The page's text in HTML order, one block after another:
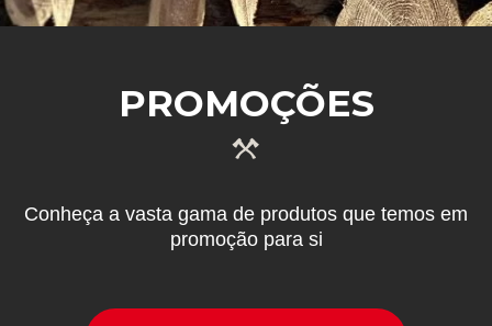
PROMOÇÕES
Conheça a vasta gama de produtos que temos em
promoção para si